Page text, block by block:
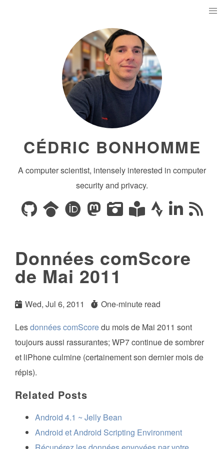
CÉDRIC BONHOMME
A computer scientist, intensely interested in computer
security and privacy.
Données comScore
de Mai 2011
Wed, Jul 6, 2011
One-minute read
Lesdonnées comScoredu mois de Mai 2011 sont
toujours aussi rassurantes; WP7 continue de sombrer
et liPhone culmine (certainement son dernier mois de
répis).
Related Posts
Android 4.1 ~ Jelly Bean
Android et Android Scripting Environment